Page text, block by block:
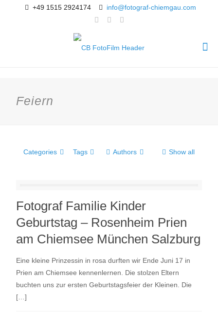
+49 1515 2924174 info@fotograf-chiemgau.com
Feiern
Categories Tags Authors Show all
Fotograf Familie Kinder
Geburtstag – Rosenheim Prien
am Chiemsee München Salzburg
Eine kleine Prinzessin in rosa durften wir Ende Juni 17 in
Prien am Chiemsee kennenlernen. Die stolzen Eltern
buchten uns zur ersten Geburtstagsfeier der Kleinen. Die
[…]